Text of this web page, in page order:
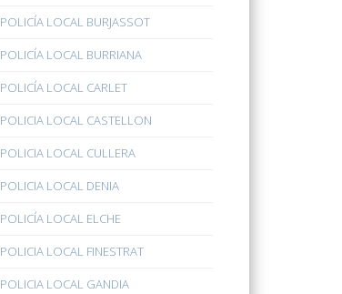
POLICÍA LOCAL BURJASSOT
POLICÍA LOCAL BURRIANA
POLICÍA LOCAL CARLET
POLICIA LOCAL CASTELLON
POLICIA LOCAL CULLERA
POLICIA LOCAL DENIA
POLICÍA LOCAL ELCHE
POLICIA LOCAL FINESTRAT
POLICIA LOCAL GANDIA